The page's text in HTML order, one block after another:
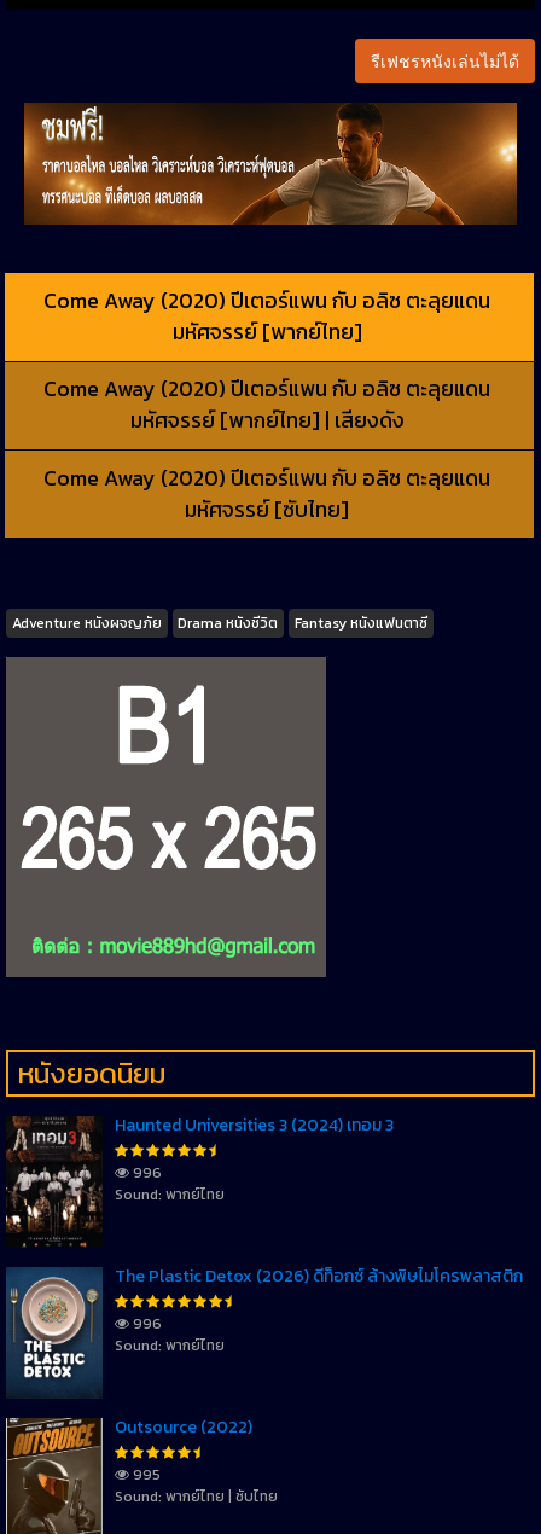
รีเฟชรหนังเล่นไม่ได้
Come Away (2020) ปีเตอร์แพน กับ อลิซ ตะลุยแดน
มหัศจรรย์ [พากย์ไทย]
Come Away (2020) ปีเตอร์แพน กับ อลิซ ตะลุยแดน
มหัศจรรย์ [พากย์ไทย] | เสียงดัง
Come Away (2020) ปีเตอร์แพน กับ อลิซ ตะลุยแดน
มหัศจรรย์ [ซับไทย]
Tags
Adventure หนังผจญภัย Drama หนังชีวิต Fantasy หนังแฟนตาซี
หนังยอดนิยม
Haunted Universities 3 (2024) เทอม 3
996
Sound: พากย์ไทย
The Plastic Detox (2026) ดีท็อกซ์ ล้างพิษไมโครพลาสติก
996
Sound: พากย์ไทย
Outsource (2022)
995
Sound: พากย์ไทย | ซับไทย